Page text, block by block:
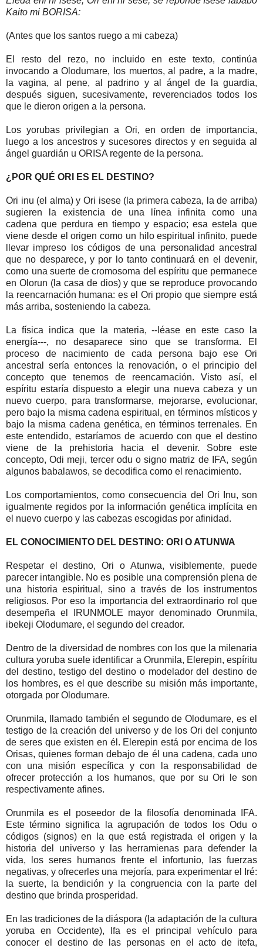
Kaito mi BORISA:
(Antes que los santos ruego a mi cabeza)
El resto del rezo, no incluido en este texto, continúa
invocando a Olodumare, los muertos, al padre, a la madre,
la vagina, al pene, al padrino y al ángel de la guardia,
después siguen, sucesivamente, reverenciados todos los
que le dieron origen a la persona.
Los yorubas privilegian a Ori, en orden de importancia,
luego a los ancestros y sucesores directos y en seguida al
ángel guardián u ORISA regente de la persona.
¿POR QUÉ ORI ES EL DESTINO?
Ori inu (el alma) y Ori isese (la primera cabeza, la de arriba)
sugieren la existencia de una línea infinita como una
cadena que perdura en tiempo y espacio; esa estela que
viene desde el origen como un hilo espiritual infinito, puede
llevar impreso los códigos de una personalidad ancestral
que no desparece, y por lo tanto continuará en el devenir,
como una suerte de cromosoma del espíritu que permanece
en Olorun (la casa de dios) y que se reproduce provocando
la reencarnación humana: es el Ori propio que siempre está
más arriba, sosteniendo la cabeza.
La física indica que la materia, --léase en este caso la
energía---, no desaparece sino que se transforma. El
proceso de nacimiento de cada persona bajo ese Ori
ancestral sería entonces la renovación, o el principio del
concepto que tenemos de reencarnación. Visto así, el
espíritu estaría dispuesto a elegir una nueva cabeza y un
nuevo cuerpo, para transformarse, mejorarse, evolucionar,
pero bajo la misma cadena espiritual, en términos místicos y
bajo la misma cadena genética, en términos terrenales. En
este entendido, estaríamos de acuerdo con que el destino
viene de la prehistoria hacia el devenir. Sobre este
concepto, Odi meji, tercer odu o signo matriz de IFA, según
algunos babalawos, se decodifica como el renacimiento.
Los comportamientos, como consecuencia del Ori Inu, son
igualmente regidos por la información genética implícita en
el nuevo cuerpo y las cabezas escogidas por afinidad.
EL CONOCIMIENTO DEL DESTINO: ORI O ATUNWA
Respetar el destino, Ori o Atunwa, visiblemente, puede
parecer intangible. No es posible una comprensión plena de
una historia espiritual, sino a través de los instrumentos
religiosos. Por eso la importancia del extraordinario rol que
desempeña el IRUNMOLE mayor denominado Orunmila,
ibekeji Olodumare, el segundo del creador.
Dentro de la diversidad de nombres con los que la milenaria
cultura yoruba suele identificar a Orunmila, Elerepin, espíritu
del destino, testigo del destino o modelador del destino de
los hombres, es el que describe su misión más importante,
otorgada por Olodumare.
Orunmila, llamado también el segundo de Olodumare, es el
testigo de la creación del universo y de los Ori del conjunto
de seres que existen en él. Elerepin está por encima de los
Orisas, quienes forman debajo de él una cadena, cada uno
con una misión específica y con la responsabilidad de
ofrecer protección a los humanos, que por su Ori le son
respectivamente afines.
Orunmila es el poseedor de la filosofía denominada IFA.
Este término significa la agrupación de todos los Odu o
códigos (signos) en la que está registrada el origen y la
historia del universo y las herramienas para defender la
vida, los seres humanos frente el infortunio, las fuerzas
negativas, y ofrecerles una mejoría, para experimentar el Iré:
la suerte, la bendición y la congruencia con la parte del
destino que brinda prosperidad.
En las tradiciones de la diáspora (la adaptación de la cultura
yoruba en Occidente), Ifa es el principal vehículo para
conocer el destino de las personas en el acto de itefa,